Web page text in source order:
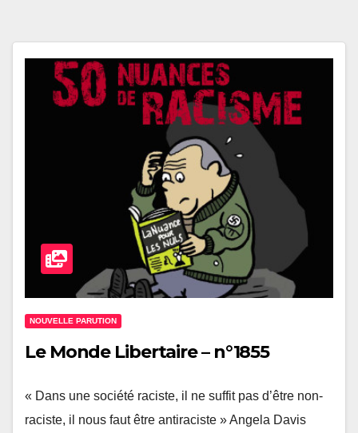
NOUVELLE PARUTION
Le Monde Libertaire – n°1855
« Dans une société raciste, il ne suffit pas d’être non-
raciste, il nous faut être antiraciste » Angela Davis